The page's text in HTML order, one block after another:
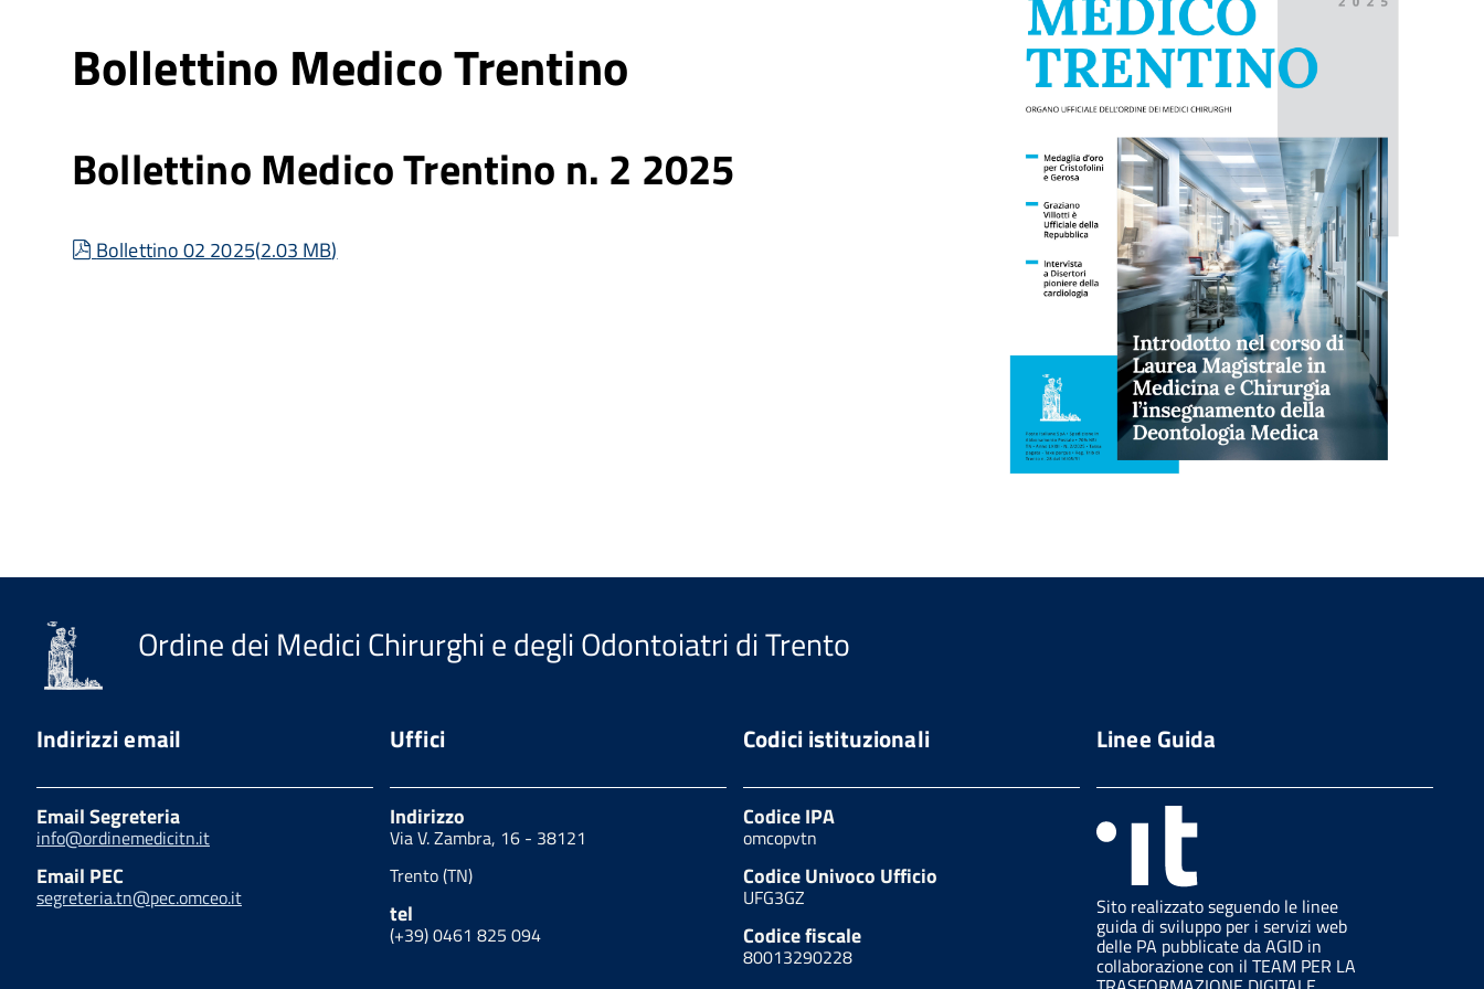
Bollettino Medico Trentino
Bollettino Medico Trentino n. 2 2025
pdf
Bollettino 02 2025(2.03 MB)
Ordine dei Medici Chirurghi e degli Odontoiatri di Trento
Indirizzi email
Email Segreteria
info@ordinemedicitn.it
Email PEC
segreteria.tn@pec.omceo.it
Uffici
Indirizzo
Via V. Zambra, 16 - 38121
Trento (TN)
tel
(+39) 0461 825 094
Codici istituzionali
Codice IPA
omcopvtn
Codice Univoco Ufficio
UFG3GZ
Codice fiscale
80013290228
Linee Guida
Sito realizzato seguendo le linee
guida di sviluppo per i servizi web
delle PA pubblicate da AGID in
collaborazione con il TEAM PER LA